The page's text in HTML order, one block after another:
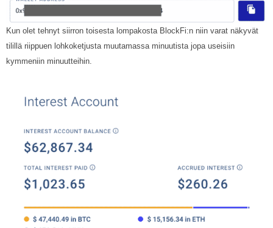
Kun olet tehnyt siirron toisesta lompakosta BlockFi:n niin varat näkyvät
tilillä riippuen lohkoketjusta muutamassa minuutista jopa useisiin
kymmeniin minuutteihin.